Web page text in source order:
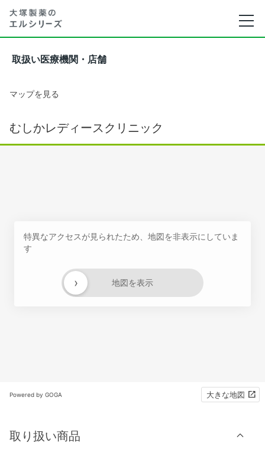
取扱い医療機関・店舗
マップを見る
むしかレディースクリニック
特異なアクセスが見られたため、地図を非表示にしていま
す
地図を表示
›
Powered by GOGA 大きな地図
取り扱い商品